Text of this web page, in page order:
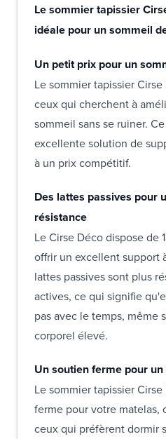
Le sommier tapissier
idéale pour un sommeil
Un petit prix pour un
Le sommier tapissier
ceux qui cherchent à
sommeil sans se ruiner.
excellente solution de
à un prix compétitif.
Des lattes passives pour
résistance
Le Cirse Déco dispose de
offrir un excellent support
lattes passives sont plus
actives, ce qui signifie
pas avec le temps, même
corporel élevé.
Un soutien ferme pour
Le sommier tapissier
ferme pour votre matelas,
ceux qui préfèrent dormir